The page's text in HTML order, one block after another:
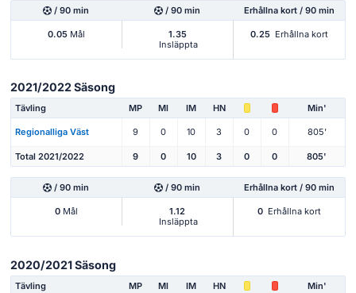
/ 90 min / 90 min Erhållna kort / 90 min
0.05Mål
1.35
Insläppta
0.25 Erhållna kort
2021/2022 Säsong
Tävling MP Ml IM HN Min'
Regionalliga Väst 9 0 10 3 0 0 805'
Total 2021/2022 9 0 10 3 0 0 805'
/ 90 min / 90 min Erhållna kort / 90 min
0Mål
1.12
Insläppta
0 Erhållna kort
2020/2021 Säsong
Tävling MP Ml IM HN Min'